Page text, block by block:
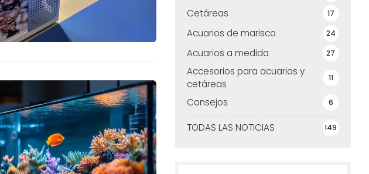
TODAS LAS NOTICIAS 149
Cetáreas 17
Acuarios de marisco 24
Acuarios a medida 27
Accesorios para acuarios y
cetáreas
11
Consejos 6